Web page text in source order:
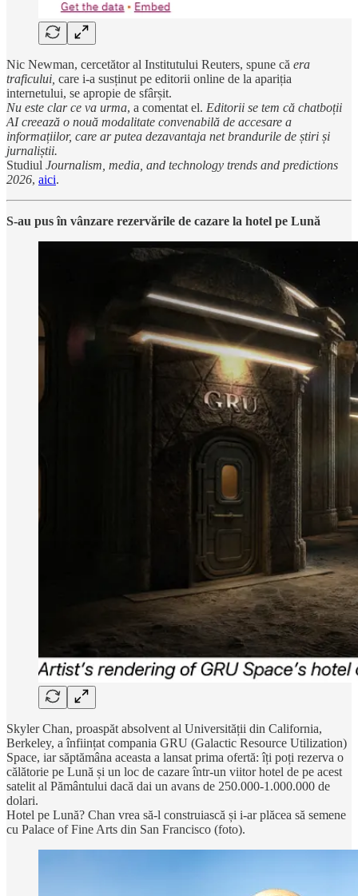
Nic Newman, cercetător al Institutului Reuters, spune că era
traficului, care i-a susținut pe editorii online de la apariția
internetului, se apropie de sfârșit.
Nu este clar ce va urma, a comentat el. Editorii se tem că chatboții
AI creează o nouă modalitate convenabilă de accesare a
informațiilor, care ar putea dezavantaja net brandurile de știri și
jurnaliștii.
Studiul Journalism, media, and technology trends and predictions
2026, aici.
S-au pus în vânzare rezervările de cazare la hotel pe Lună
Skyler Chan, proaspăt absolvent al Universității din California,
Berkeley, a înființat compania GRU (Galactic Resource Utilization)
Space, iar săptămâna aceasta a lansat prima ofertă: îți poți rezerva o
călătorie pe Lună și un loc de cazare într-un viitor hotel de pe acest
satelit al Pământului dacă dai un avans de 250.000-1.000.000 de
dolari.
Hotel pe Lună? Chan vrea să-l construiască și i-ar plăcea să semene
cu Palace of Fine Arts din San Francisco (foto).